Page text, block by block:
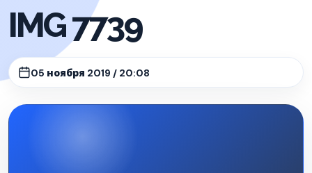
IMG 7739
05 ноября 2019 / 20:08